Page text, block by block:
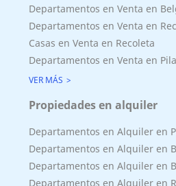
Departamentos en Venta en
Departamentos en Venta en
Casas en Venta en Recoleta
Departamentos en Venta en
VER MÁS
Propiedades en alquiler
Departamentos en Alquiler en
Departamentos en Alquiler en
Departamentos en Alquiler en
Departamentos en Alquiler en